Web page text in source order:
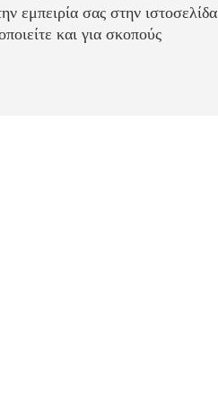
εμπειρία σας στην ιστοσελίδα
και για σκοπούς